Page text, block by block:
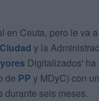
en Ceuta, pero le va
Ciudad y la
Digitalizados' ha
de PP y MDyC) con
durante seis meses.